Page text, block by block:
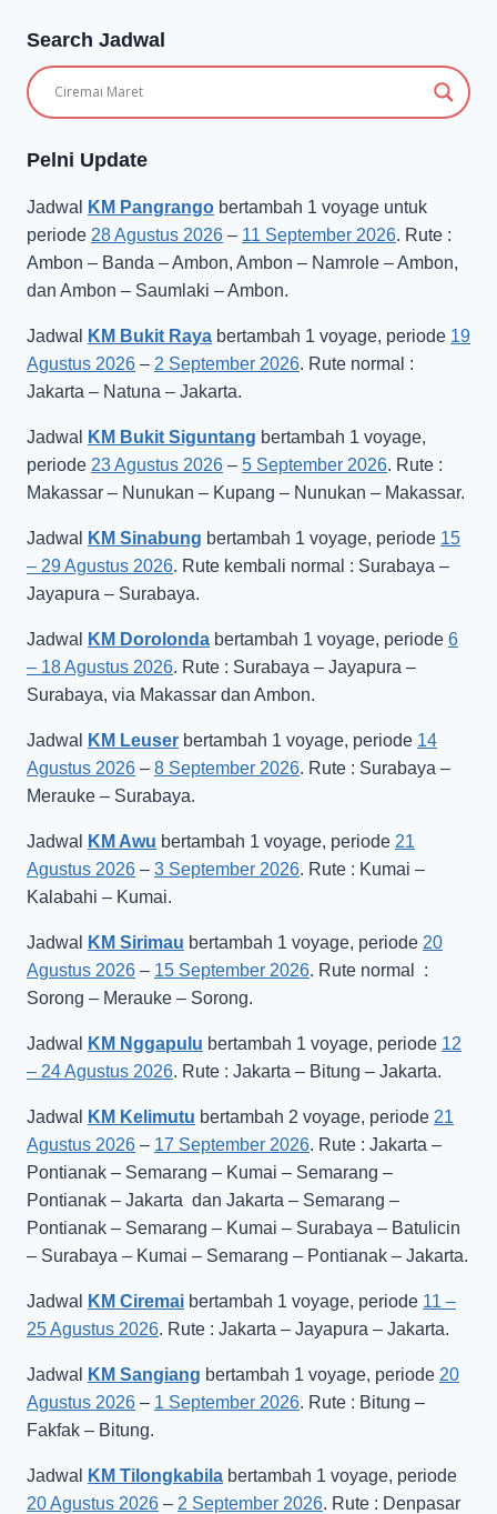
Search Jadwal
Pelni Update
Jadwal KM Pangrango bertambah 1 voyage untuk
periode 28 Agustus 2026 – 11 September 2026. Rute :
Ambon – Banda – Ambon, Ambon – Namrole – Ambon,
dan Ambon – Saumlaki – Ambon.
Jadwal KM Bukit Raya bertambah 1 voyage, periode 19
Agustus 2026 – 2 September 2026. Rute normal :
Jakarta – Natuna – Jakarta.
Jadwal KM Bukit Siguntang bertambah 1 voyage,
periode 23 Agustus 2026 – 5 September 2026. Rute :
Makassar – Nunukan – Kupang – Nunukan – Makassar.
Jadwal KM Sinabung bertambah 1 voyage, periode 15
– 29 Agustus 2026. Rute kembali normal : Surabaya –
Jayapura – Surabaya.
Jadwal KM Dorolonda bertambah 1 voyage, periode 6
– 18 Agustus 2026. Rute : Surabaya – Jayapura –
Surabaya, via Makassar dan Ambon.
Jadwal KM Leuser bertambah 1 voyage, periode 14
Agustus 2026 – 8 September 2026. Rute : Surabaya –
Merauke – Surabaya.
Jadwal KM Awu bertambah 1 voyage, periode 21
Agustus 2026 – 3 September 2026. Rute : Kumai –
Kalabahi – Kumai.
Jadwal KM Sirimau bertambah 1 voyage, periode 20
Agustus 2026 – 15 September 2026. Rute normal :
Sorong – Merauke – Sorong.
Jadwal KM Nggapulu bertambah 1 voyage, periode 12
– 24 Agustus 2026. Rute : Jakarta – Bitung – Jakarta.
Jadwal KM Kelimutu bertambah 2 voyage, periode 21
Agustus 2026 – 17 September 2026. Rute : Jakarta –
Pontianak – Semarang – Kumai – Semarang –
Pontianak – Jakarta dan Jakarta – Semarang –
Pontianak – Semarang – Kumai – Surabaya – Batulicin
– Surabaya – Kumai – Semarang – Pontianak – Jakarta.
Jadwal KM Ciremai bertambah 1 voyage, periode 11 –
25 Agustus 2026. Rute : Jakarta – Jayapura – Jakarta.
Jadwal KM Sangiang bertambah 1 voyage, periode 20
Agustus 2026 – 1 September 2026. Rute : Bitung –
Fakfak – Bitung.
Jadwal KM Tilongkabila bertambah 1 voyage, periode
20 Agustus 2026 – 2 September 2026. Rute : Denpasar